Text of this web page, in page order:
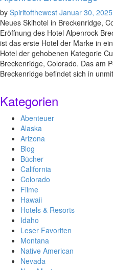
by Spiritofthewest Januar 30, 2025
Neues Skihotel in Breckenridge,
Eröffnung des Hotel Alpenrock
ist das erste Hotel der Marke in
Hotel der gehobenen Kategorie
Breckenridge, Colorado. Das am
Breckenridge befindet sich in
Kategorien
Abenteuer
Alaska
Arizona
Blog
Bücher
California
Colorado
Filme
Hawaii
Hotels & Resorts
Idaho
Leser Favoriten
Montana
Native American
Nevada